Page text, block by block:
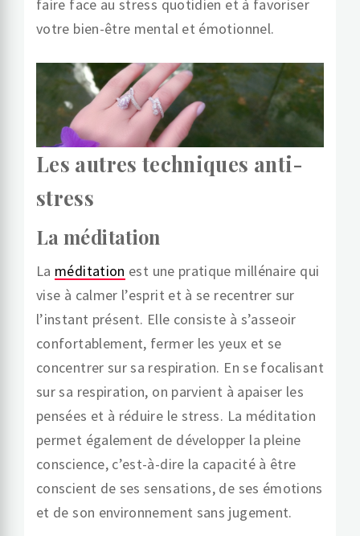
faire face au stress quotidien et à favoriser
votre bien-être mental et émotionnel.
Les autres techniques anti-
stress
La méditation
La méditation est une pratique millénaire qui
vise à calmer l’esprit et à se recentrer sur
l’instant présent. Elle consiste à s’asseoir
confortablement, fermer les yeux et se
concentrer sur sa respiration. En se focalisant
sur sa respiration, on parvient à apaiser les
pensées et à réduire le stress. La méditation
permet également de développer la pleine
conscience, c’est-à-dire la capacité à être
conscient de ses sensations, de ses émotions
et de son environnement sans jugement.